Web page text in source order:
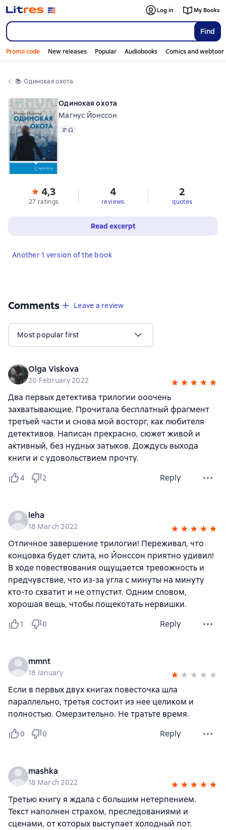
Find
Log in My Books
Promo code New releases Popular Audiobooks Comics and
📚 Одинокая охота
Comments 4 reviews
Leave a review
Most popular first
Olga Viskova
20 February 2022
Два первых детектива трилогии ооочень
захватывающие. Прочитала бесплатный фрагмент
третьей части и снова мой восторг, как любителя
детективов. Написан прекрасно, сюжет живой и
активный, без нудных затыков. Дождусь выхода
книги и с удовольствием прочту.
4 2 Reply
leha
18 March 2022
Отличное завершение трилогии! Переживал, что
концовка будет слита, но Йонссон приятно удивил!
В ходе повествования ощущается тревожность и
предчувствие, что из-за угла с минуты на минуту
кто-то схватит и не отпустит. Одним словом,
хорошая вещь, чтобы пощекотать нервишки.
1 0 Reply
mmnt
18 January
Если в первых двух книгах повесточка шла
параллельно, третья состоит из нее целиком и
полностью. Омерзительно. Не тратьте время.
0 0 Reply
mashka
18 March 2022
Третью книгу я ждала с большим нетерпением.
Текст наполнен страхом, преследованиями и
сценами, от которых выступает холодный пот.
Одинокая охота
Магнус Йонссон
Text, audio format available
4,3
27 ratings
4
reviews
2
quotes
Read excerpt
Another 1 version of the book